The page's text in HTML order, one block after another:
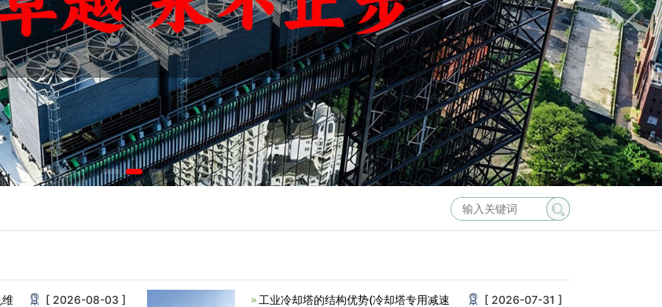
维
[ 2026-08-03 ]
工业冷却塔的结构优势(冷却塔专用减速
[ 2026-07-31 ]